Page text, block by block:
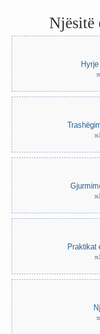
Njësitë
Praktikat